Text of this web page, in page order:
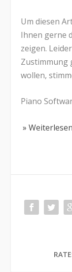
Um diesen
Ihnen gerne
zeigen.
Zustimmung
wollen,
Piano
» Weiterlesen